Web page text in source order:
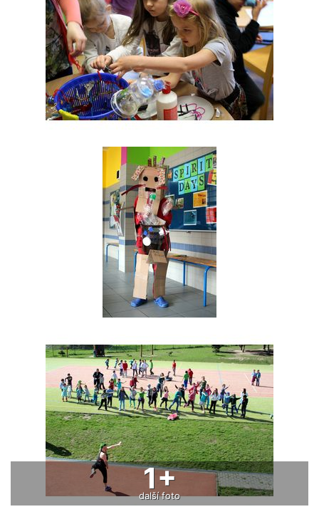
1+
další foto